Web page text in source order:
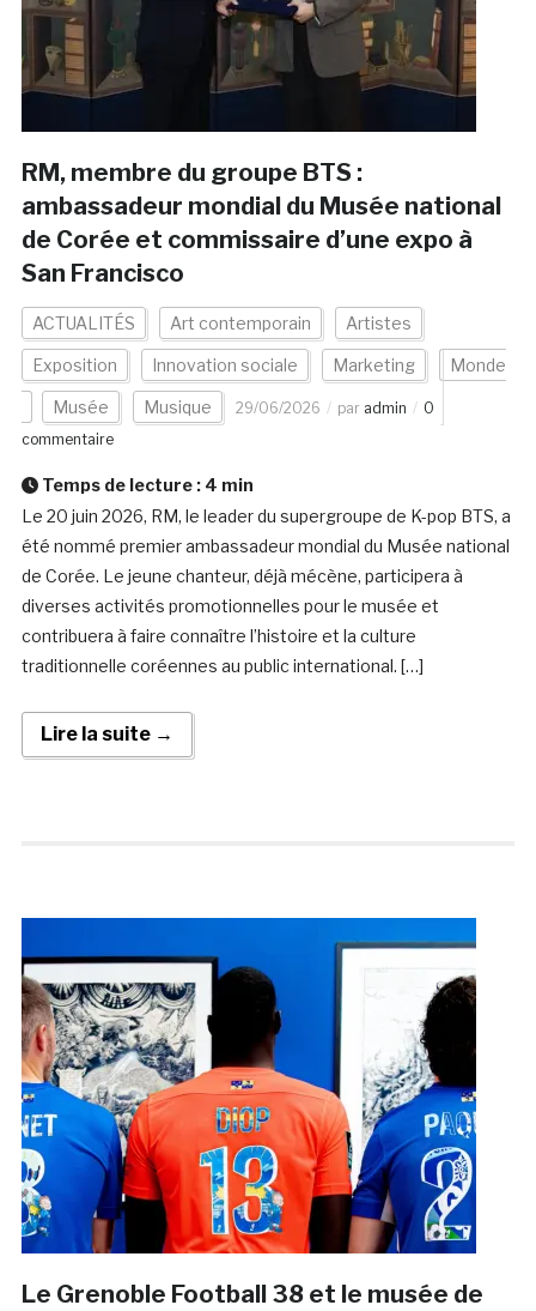
RM, membre du groupe BTS :
ambassadeur mondial du Musée national
de Corée et commissaire d’une expo à
San Francisco
ACTUALITÉS Art contemporain Artistes
Exposition Innovation sociale Marketing Monde
Musée Musique 29/06/2026 par admin
0
commentaire
Temps de lecture : 4 min
Le 20 juin 2026, RM, le leader du supergroupe de K-pop BTS, a
été nommé premier ambassadeur mondial du Musée national
de Corée. Le jeune chanteur, déjà mécène, participera à
diverses activités promotionnelles pour le musée et
contribuera à faire connaître l’histoire et la culture
traditionnelle coréennes au public international. […]
Lire la suite →
Le Grenoble Football 38 et le musée de